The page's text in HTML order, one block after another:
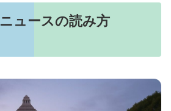
ュースの読み方